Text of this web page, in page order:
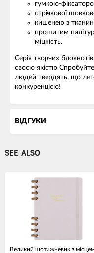
гумкою-
стрічкової
кишенею з
прошитим
міцність.
Серія творчих
своєю якістю Спробуйте
людей твердять, що
конкуренцією!
ВІДГУКИ
SEE ALSO
Великий щотижневик з місцем